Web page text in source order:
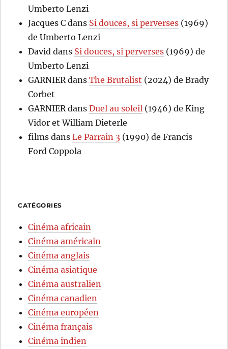
Umberto Lenzi
Jacques C dans Si douces, si perverses (1969)
de Umberto Lenzi
David dans Si douces, si perverses (1969) de
Umberto Lenzi
GARNIER dansThe Brutalist (2024) de Brady
Corbet
GARNIER dansDuel au soleil (1946) de King
Vidor et William Dieterle
films dansLe Parrain 3 (1990) de Francis
Ford Coppola
CATÉGORIES
Cinéma africain
Cinéma américain
Cinéma anglais
Cinéma asiatique
Cinéma australien
Cinéma canadien
Cinéma européen
Cinéma français
Cinéma indien